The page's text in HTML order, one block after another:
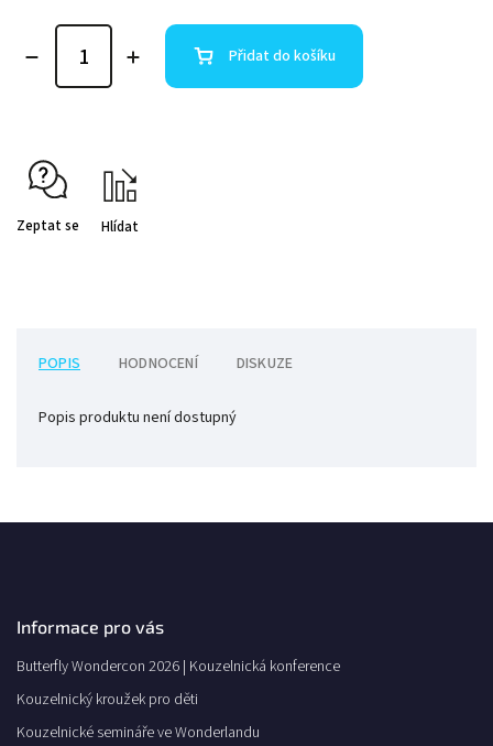
Přidat do košíku
Zeptat se Hlídat
POPIS HODNOCENÍ DISKUZE
Popis produktu není dostupný
Informace pro vás
Butterfly Wondercon 2026 | Kouzelnická konference
Kouzelnický kroužek pro děti
Kouzelnické semináře ve Wonderlandu